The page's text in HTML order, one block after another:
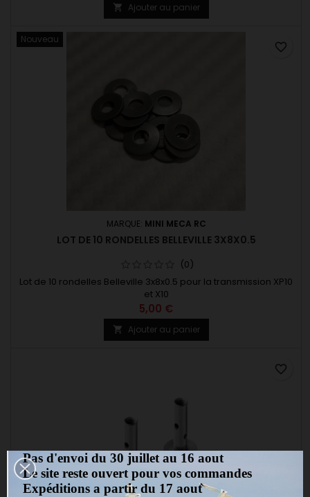
 Ajouter au panier
Nouveau
MARQUE: MINI MECA RC
LOT DE 10 RONDELLES BELLEVILLE 3X8X0.5
(0)
Lot de 10 rondelles Belleville 3x8x0.5 pour la transmission XP10
et X10
5,00 €
 Ajouter au panier
favorite_border
favorite_border
Pas d'envoi du 30 juillet au 16 aout
Le site reste ouvert pour vos commandes
Expéditions a partir du 17 aout